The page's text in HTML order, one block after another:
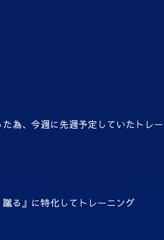
為、今週に先週予定していたトレー
る』に特化してトレーニング